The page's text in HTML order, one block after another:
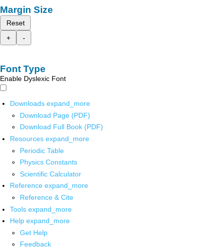
Margin Size
Reset
+
-
Font Type
Enable Dyslexic Font
Downloads expand_more
Download Page (PDF)
Download Full Book (PDF)
Resources expand_more
Periodic Table
Physics Constants
Scientific Calculator
Reference expand_more
Reference & Cite
Tools expand_more
Help expand_more
Get Help
Feedback